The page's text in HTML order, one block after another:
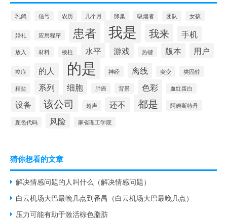
乳鸽 信号 农历 几个月 卵巢 吸烟者 团队 女孩
婚礼 应用程序 患者 我是 我来 手机
放入 材料 棱柱 水平 游戏 热键 版本 用户
癌症 的人 的是 神经 离线 突变 类固醇
精盐 系列 细胞 肺癌 背景 色彩 血红蛋白
设备 该公司 超声 还不 都是 阿姆斯特丹
颜色代码 风险 麻省理工学院
猜你想看的文章
解决情感问题的人叫什么（解决情感问题）
白云机场大巴最晚几点到番禺（白云机场大巴最晚几点）
压力可能有助于激活棕色脂肪